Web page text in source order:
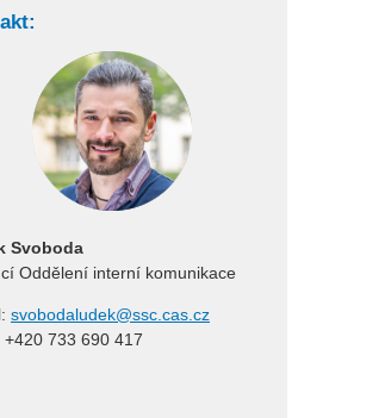
Svoboda
Oddělení interní komunikace
svobodaludek@ssc.cas.cz
+420 733 690 417